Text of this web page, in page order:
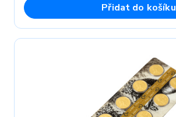
Přidat do košíku